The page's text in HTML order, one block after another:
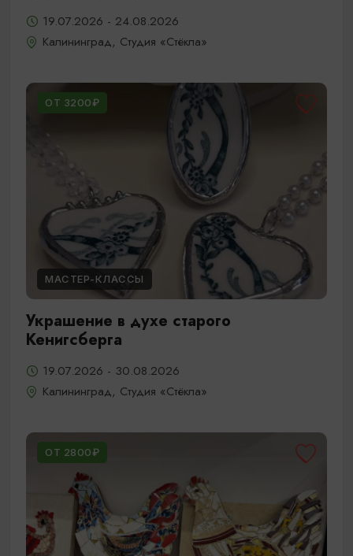
19.07.2026 - 24.08.2026
Калининград, Студия «Стёкла»
ОТ 3200₽
МАСТЕР-КЛАССЫ
Украшение в духе старого
Кенигсберга
19.07.2026 - 30.08.2026
Калининград, Студия «Стёкла»
ОТ 2800₽